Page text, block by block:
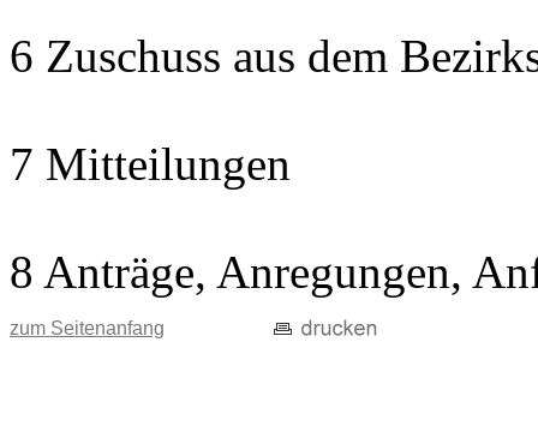
6 Zuschuss aus dem
7 Mitteilungen
8 Anträge, Anregungen,
zum Seitenanfang